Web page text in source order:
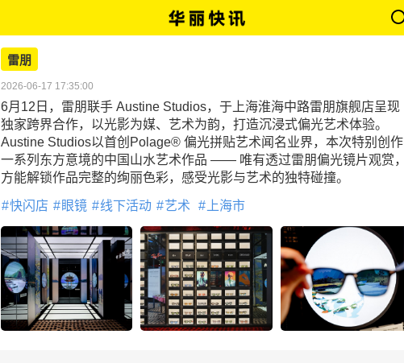
雷朋
2026-06-17 17:35:00
6月12日，雷朋联手 Austine Studios，于上海淮海中路雷朋旗舰店呈现
独家跨界合作，以光影为媒、艺术为韵，打造沉浸式偏光艺术体验。
Austine Studios以首创Polage® 偏光拼贴艺术闻名业界，本次特别创作
一系列东方意境的中国山水艺术作品 —— 唯有透过雷朋偏光镜片观赏，
方能解锁作品完整的绚丽色彩，感受光影与艺术的独特碰撞。
快闪店 眼镜 线下活动 艺术 上海市